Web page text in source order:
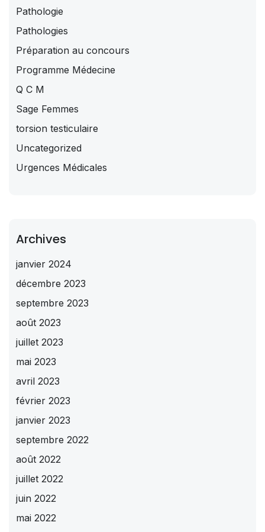
Pathologie
Pathologies
Préparation au concours
Programme Médecine
Q C M
Sage Femmes
torsion testiculaire
Uncategorized
Urgences Médicales
Archives
janvier 2024
décembre 2023
septembre 2023
août 2023
juillet 2023
mai 2023
avril 2023
février 2023
janvier 2023
septembre 2022
août 2022
juillet 2022
juin 2022
mai 2022